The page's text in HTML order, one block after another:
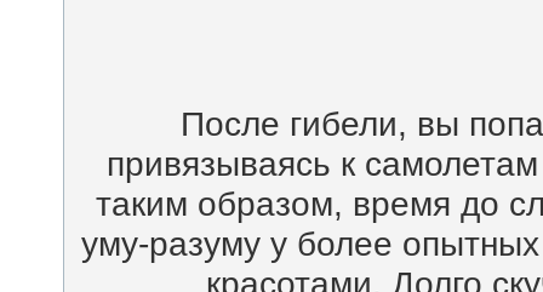
После гибели, вы
привязываясь к
таким образом, время до
уму-разуму у более
красотами. Долго